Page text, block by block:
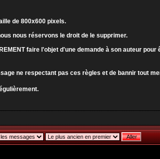
de 800x600 pixels.
nous réservons le droit de le supprimer.
faire l'objet d'une demande à son auteur
ne respectant pas ces règles et de bannir tout